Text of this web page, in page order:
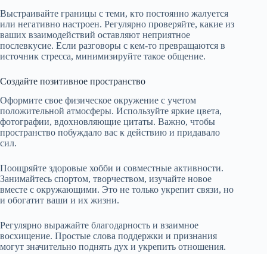
Выстраивайте границы с теми, кто постоянно жалуется
или негативно настроен. Регулярно проверяйте, какие из
ваших взаимодействий оставляют неприятное
послевкусие. Если разговоры с кем-то превращаются в
источник стресса, минимизируйте такое общение.
Создайте позитивное пространство
Оформите свое физическое окружение с учетом
положительной атмосферы. Используйте яркие цвета,
фотографии, вдохновляющие цитаты. Важно, чтобы
пространство побуждало вас к действию и придавало
сил.
Поощряйте здоровые хобби и совместные активности.
Занимайтесь спортом, творчеством, изучайте новое
вместе с окружающими. Это не только укрепит связи, но
и обогатит ваши и их жизни.
Регулярно выражайте благодарность и взаимное
восхищение. Простые слова поддержки и признания
могут значительно поднять дух и укрепить отношения.